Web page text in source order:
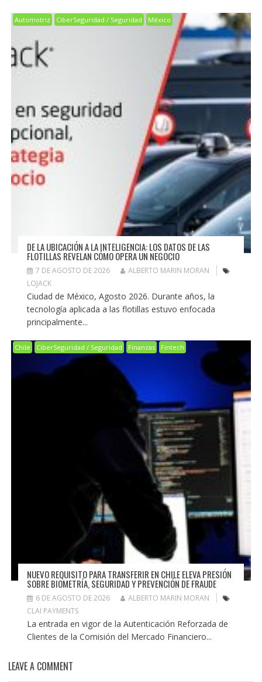
Automotriz CiberSeguridad / Seguridad México
DE LA UBICACIÓN A LA INTELIGENCIA: LOS DATOS DE LAS
FLOTILLAS REVELAN CÓMO OPERA UN NEGOCIO
7 DE AGOSTO DE 2026
ALBERTO MARIN MORAN
LOJACK
Ciudad de México, Agosto 2026. Durante años, la
tecnología aplicada a las flotillas estuvo enfocada
principalmente...
Chile CiberSeguridad / Seguridad Finanzas Fintech
NUEVO REQUISITO PARA TRANSFERIR EN CHILE ELEVA PRESIÓN
SOBRE BIOMETRÍA, SEGURIDAD Y PREVENCIÓN DE FRAUDE
6 DE AGOSTO DE 2026
ALBERTO MARIN MORAN
CLAI PAYMENTS
La entrada en vigor de la Autenticación Reforzada de
Clientes de la Comisión del Mercado Financiero...
LEAVE A COMMENT